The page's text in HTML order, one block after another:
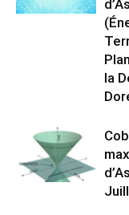
la